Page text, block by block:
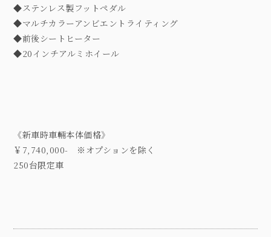
◆ステンレス製フットペダル
◆マルチカラーアンビエントライティング
◆前後シートヒーター
◆20インチアルミホイール
《新車時車輛本体価格》
￥7,740,000- ※オプションを除く
250台限定車